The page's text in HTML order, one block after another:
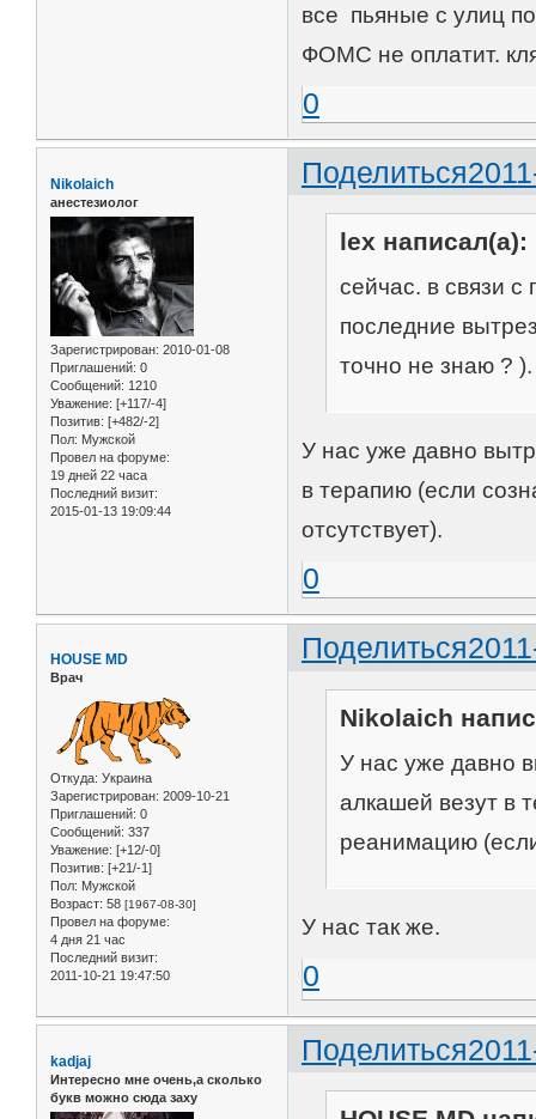
все пьяные с улиц
ФОМС не оплатит.
0
Поделиться
Nikolaich
анестезиолог
Зарегистрирован: 2010-01-08
Приглашений: 0
Сообщений: 1210
Уважение: [+117/-4]
Позитив: [+482/-2]
Пол: Мужской
Провел на форуме:
19 дней 22 часа
Последний визит:
2015-01-13 19:09:44
lex написал(а):
сейчас. в связи
последние
точно не знаю ?
У нас уже давно
в терапию (если
отсутствует).
0
Поделиться
HOUSE MD
Врач
Откуда: Украина
Зарегистрирован: 2009-10-21
Приглашений: 0
Сообщений: 337
Уважение: [+12/-0]
Позитив: [+21/-1]
Пол: Мужской
Возраст: 58 [1967-08-30]
Провел на форуме:
4 дня 21 час
Последний визит:
2011-10-21 19:47:50
Nikolaich
У нас уже давно
алкашей везут в
реанимацию
У нас так же.
0
Поделиться
kadjaj
Интересно мне очень,а сколько
букв можно сюда заху